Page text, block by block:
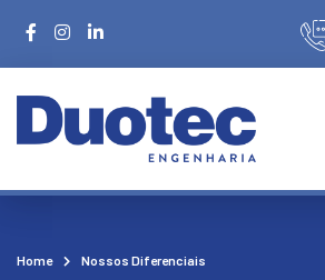
Home Nossos Diferenciais